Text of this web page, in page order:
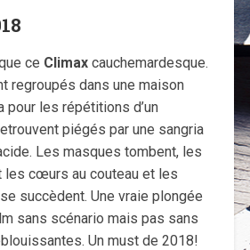
ce Climaxcauchemardesque.
regroupés dans une maison
pour les répétitions d’un
piégés par une sangria
Les masques tombent, les
cœurs au couteau et les
succèdent. Une vraie plongée
sans scénario mais pas sans
Un must de 2018!